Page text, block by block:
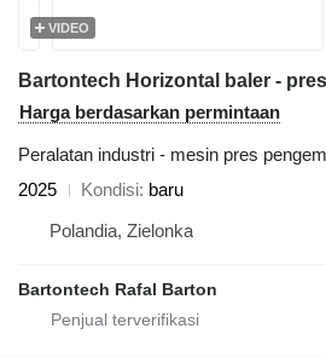
VIDEO
Bartontech Horizontal baler -
Harga berdasarkan permintaan
Peralatan industri - mesin pres
2025
Kondisi baru
Polandia, Zielonka
Bartontech Rafal Barton